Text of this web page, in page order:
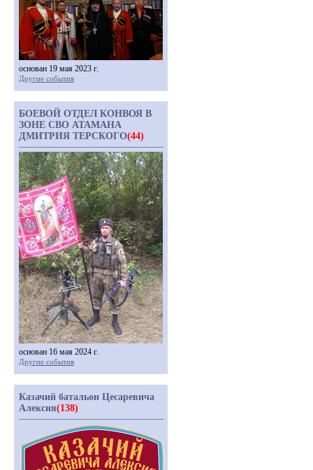
основан 19 мая 2023 г.
Другие события
БОЕВОЙ ОТДЕЛ КОНВОЯ В
ЗОНЕ СВО АТАМАНА
ДМИТРИЯ ТЕРСКОГО(44)
основан 16 мая 2024 г.
Другие события
Казачий батальон Цесаревича
Алексия(138)